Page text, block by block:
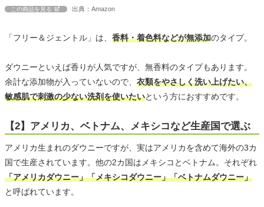
この商品を見る 出典：Amazon
「フリー＆ジェントル」は、 香料・着色料などが無添加のタイプ。
ダウニーといえば香りが人気ですが、無香料のタイプもあります。
余計な添加物が入っていないので、 衣類をやさしく洗い上げたい、
敏感肌で刺激の少ない洗剤を使いたいという方におすすめです。
【2】アメリカ、ベトナム、メキシコなど生産国で選ぶ
アメリカ生まれのダウニーですが、実はアメリカを含めて海外の3カ
国で生産されています。他の2カ国はメキシコとベトナム。それぞれ
「アメリカダウニー」「メキシコダウニー」「ベトナムダウニー」
と呼ばれています。